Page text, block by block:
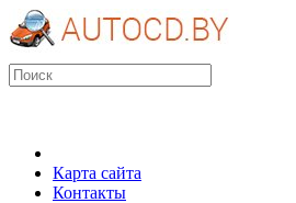
Карта сайта
Контакты